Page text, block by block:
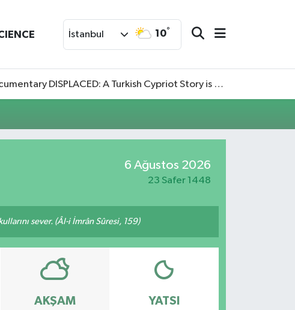
İstanbul 10°
DISPLACED: A Turkish Cypriot Story is now available to watch
6 Ağustos 2026
23 Safer 1448
sever. (Âl-i İmrân Sûresi, 159)
AKŞAM YATSI